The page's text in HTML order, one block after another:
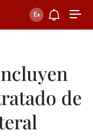
de